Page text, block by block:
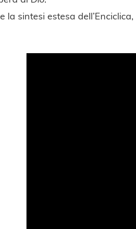
la sintesi estesa dell’Enciclica,